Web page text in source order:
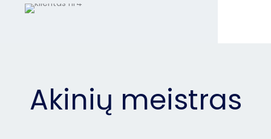
Akinių meistras